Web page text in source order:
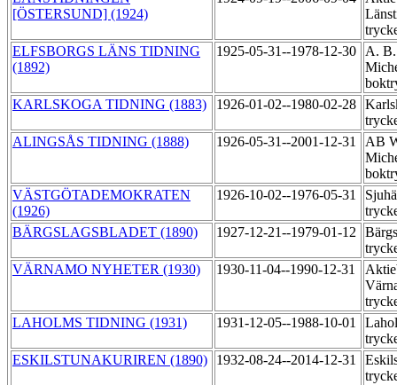
[ÖSTERSUND] (1924)
ELFSBORGS LÄNS TIDNING
(1892)
1925-05-31--1978-12-30
A.
KARLSKOGA TIDNING (1883)
1926-01-02--1980-02-28
ALINGSÅS TIDNING (1888)
1926-05-31--2001-12-31
AB
VÄSTGÖTADEMOKRATEN
(1926)
1926-10-02--1976-05-31
BÄRGSLAGSBLADET (1890)
1927-12-21--1979-01-12
VÄRNAMO NYHETER (1930)
1930-11-04--1990-12-31
LAHOLMS TIDNING (1931)
1931-12-05--1988-10-01
ESKILSTUNAKURIREN (1890)
1932-08-24--2014-12-31